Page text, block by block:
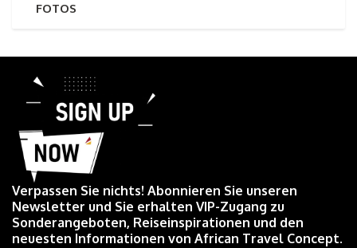
FOTOS
Verpassen Sie nichts! Abonnieren Sie unseren
Newsletter und Sie erhalten VIP-Zugang zu
Sonderangeboten, Reiseinspirationen und den
neuesten Informationen von African Travel Concept.